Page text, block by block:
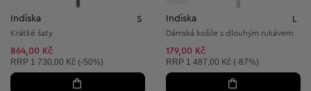
Indiska S
Krátké šaty
864,00 Kč
Doporučená cena:
RRP 1 730,00 Kč (-50%)
Indiska L
Dámská košile s dlouhým rukávem
179,00 Kč
Doporučená cena:
RRP 1 487,00 Kč (-87%)